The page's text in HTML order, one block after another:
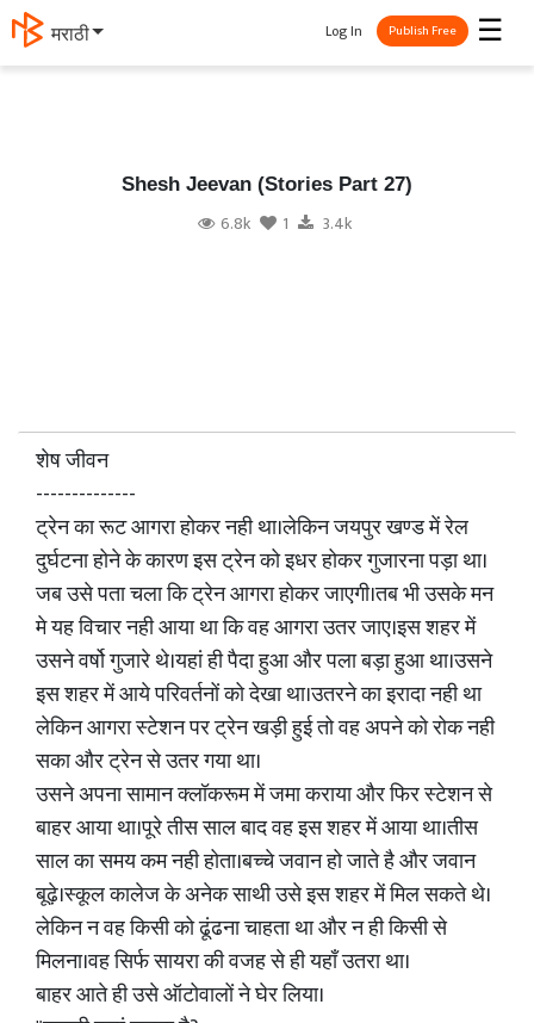
मराठी ☰
Log In Publish Free
Shesh Jeevan (Stories Part 27)
6.8k 1 3.4k
शेष जीवन
--------------
ट्रेन का रूट आगरा होकर नही था।लेकिन जयपुर खण्ड में रेल
दुर्घटना होने के कारण इस ट्रेन को इधर होकर गुजारना पड़ा था।
जब उसे पता चला कि ट्रेन आगरा होकर जाएगी।तब भी उसके मन
मे यह विचार नही आया था कि वह आगरा उतर जाए।इस शहर में
उसने वर्षो गुजारे थे।यहां ही पैदा हुआ और पला बड़ा हुआ था।उसने
इस शहर में आये परिवर्तनों को देखा था।उतरने का इरादा नही था
लेकिन आगरा स्टेशन पर ट्रेन खड़ी हुई तो वह अपने को रोक नही
सका और ट्रेन से उतर गया था।
उसने अपना सामान क्लॉकरूम में जमा कराया और फिर स्टेशन से
बाहर आया था।पूरे तीस साल बाद वह इस शहर में आया था।तीस
साल का समय कम नही होता।बच्चे जवान हो जाते है और जवान
बूढ़े।स्कूल कालेज के अनेक साथी उसे इस शहर में मिल सकते थे।
लेकिन न वह किसी को ढूंढना चाहता था और न ही किसी से
मिलना।वह सिर्फ सायरा की वजह से ही यहाँ उतरा था।
बाहर आते ही उसे ऑटोवालों ने घेर लिया।